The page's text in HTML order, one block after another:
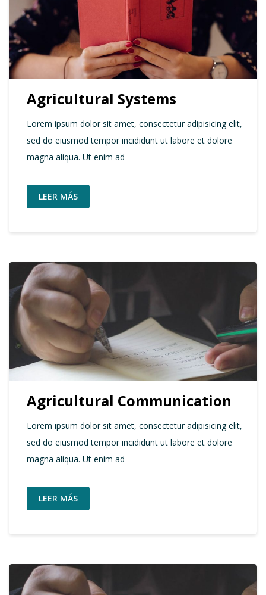
Agricultural Systems
Lorem ipsum dolor sit amet, consectetur adipisicing elit,
sed do eiusmod tempor incididunt ut labore et dolore
magna aliqua. Ut enim ad
LEER MÁS
Agricultural Communication
Lorem ipsum dolor sit amet, consectetur adipisicing elit,
sed do eiusmod tempor incididunt ut labore et dolore
magna aliqua. Ut enim ad
LEER MÁS